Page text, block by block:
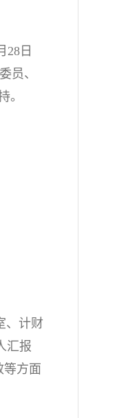
28日
员、
。
、计财
汇报
方面